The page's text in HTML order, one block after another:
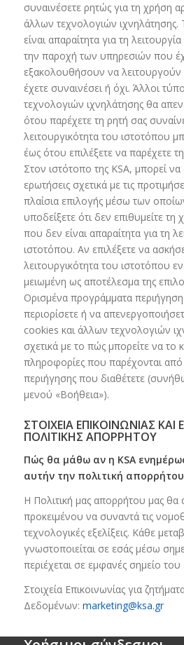
συναινέσετε ρητώς για τη χρήση
άλλων τεχνολογιών
είναι απαραίτητα για τη
την παροχή των υπηρεσιών που
εξακολουθήσουν να λειτουργούν
έχετε συναινέσει ή όχι. Άλλοι
τεχνολογιών ιχνηλάτησης θα
ότου παρέχετε τη ρητή σας
λειτουργικότητα του ιστοτόπου
έως ότου επιλέξετε να παρέχετε
Στον ιστότοπο της KSA, μπορεί
ερωτήσεις σχετικά με τις
πλαίσια επιλογής μέσω των
υποδείξετε ότι δεν επιθυμείτε
που δεν είναι απαραίτητα για τη
ιστοτόπου. Αν επιλέξετε να
λειτουργικότητα του ιστοτόπου
μειωμένη ως αποτέλεσμα της
Ορισμένα προγράμματα
περιορίσετε ή να
cookies και άλλων τεχνολογιών
σχετικά με το πώς μπορείτε να το
πληροφορίες που παρέχονται
περιήγησης που διαθέτετε
μενού «Βοήθεια»).
ΣΤΟΙΧΕΙΑ ΕΠΙΚΟΙΝΩΝΙΑΣ
ΠΟΛΙΤΙΚΗΣ ΑΠΟΡΡΗΤΟΥ
Πώς θα μάθω αν η KSA
αυτήν την πολιτική
Η Πολιτική μας απορρήτου μας θα
προκειμένου να συναντά τις
τεχνολογικές εξελίξεις. Κάθε
γνωστοποιείται σε εσάς μέσω
περιέχεται σε εμφανές σημείο του
Στοιχεία Επικοινωνίας για
Δεδομένων: marketing@ksa.gr